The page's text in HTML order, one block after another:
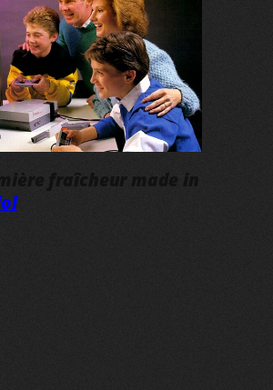
fraîcheur made in